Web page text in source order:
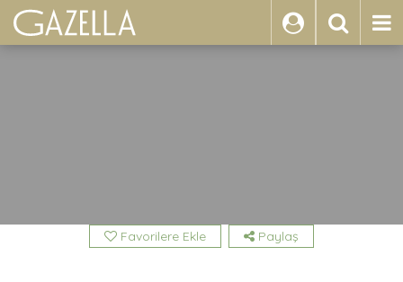
ARA
Favorilere Ekle Paylaş